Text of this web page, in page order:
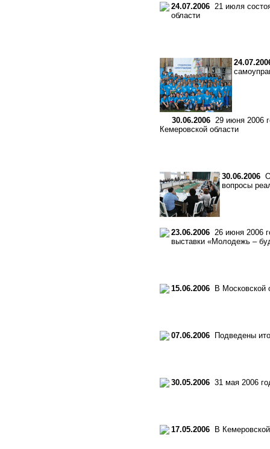
24.07.2006 21 июля
области
30.06.2006 29 июня 2006
Кемеровской области
30.06.2006
вопросы
23.06.2006 26 июня 2006
выставки «Молодежь –
15.06.2006 В Московской
07.06.2006 Подведены
30.05.2006 31 мая 2006
17.05.2006 В